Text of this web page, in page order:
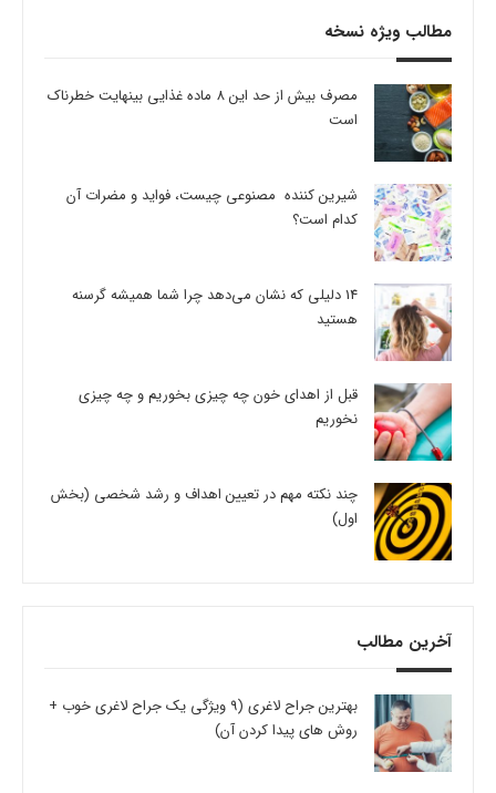
مطالب ویژه نسخه
مصرف بیش از حد این 8 ماده غذایی بینهایت خطرناک
است
شیرین کننده مصنوعی چیست، فواید و مضرات آن
کدام است؟
14 دلیلی که نشان می‌دهد چرا شما همیشه گرسنه
هستید
قبل از اهدای خون چه چیزی بخوریم و چه چیزی
نخوریم
چند نکته مهم در تعیین اهداف و رشد شخصی (بخش
اول)
آخرین مطالب
بهترین جراح لاغری (9 ویژگی یک جراح لاغری خوب +
روش های پیدا کردن آن)